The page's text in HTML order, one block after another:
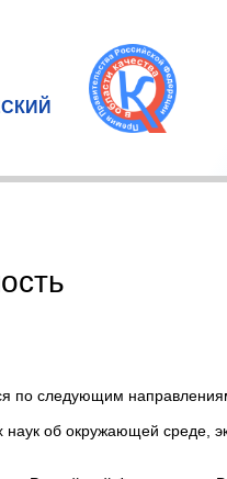
по следующим
наук об окружающей среде,